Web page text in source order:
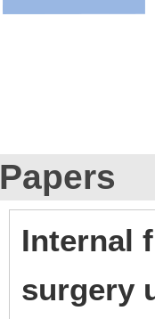
Papers
Internal
surgery